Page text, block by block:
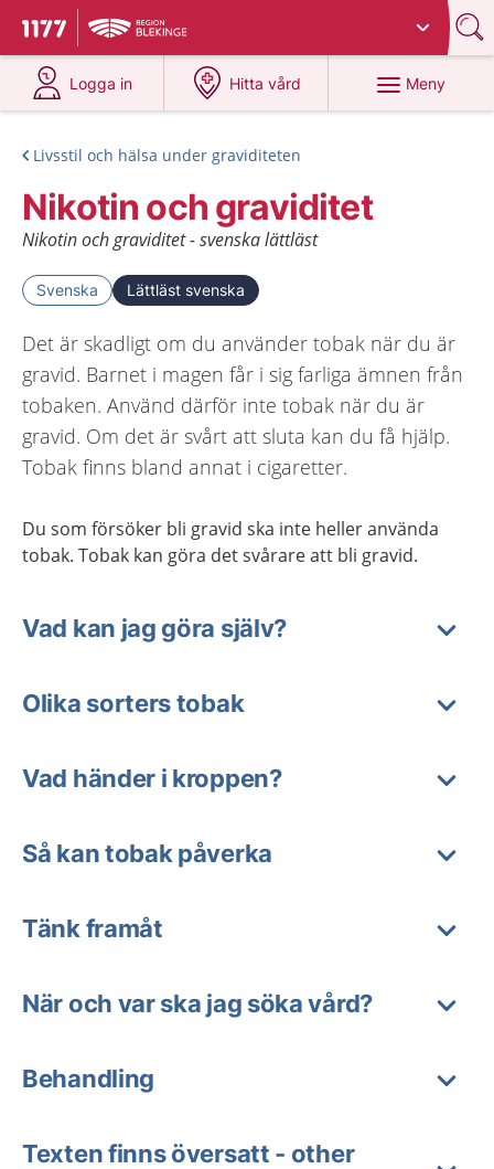
Till startsidan för 1177
Du har valt region
Logga in
på 1177.se
Hitta vård
på 1177.se
Meny
Livsstil och hälsa under graviditeten
Nikotin och graviditet
Nikotin och graviditet - svenska lättläst
Svenska Lättläst svenska
Det är skadligt om du använder tobak när du är
gravid. Barnet i magen får i sig farliga ämnen från
tobaken. Använd därför inte tobak när du är
gravid. Om det är svårt att sluta kan du få hjälp.
Tobak finns bland annat i cigaretter.
Du som försöker bli gravid ska inte heller använda
tobak. Tobak kan göra det svårare att bli gravid.
Vad kan jag göra själv?
Olika sorters tobak
Vad händer i kroppen?
Så kan tobak påverka
Tänk framåt
När och var ska jag söka vård?
Behandling
Texten finns översatt - other